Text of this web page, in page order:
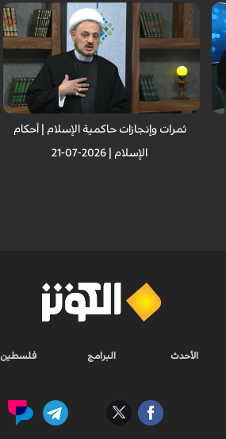
ثمرات وإنجازات حاكمية الإسلام | أحکام
الإسلام | 2026-07-21
الأحدث البرامج فلسطين